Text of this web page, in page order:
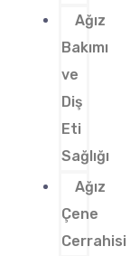
Ağız
Bakımı
ve
Diş
Eti
Sağlığı
Ağız
Çene
Cerrahisi